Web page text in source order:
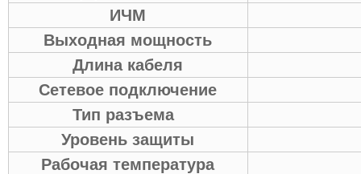
ИЧМ
Выходная мощность
Длина кабеля
Сетевое подключение
Тип разъема
Уровень защиты
Рабочая температура